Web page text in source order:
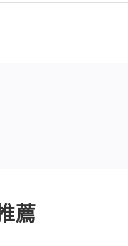
薦